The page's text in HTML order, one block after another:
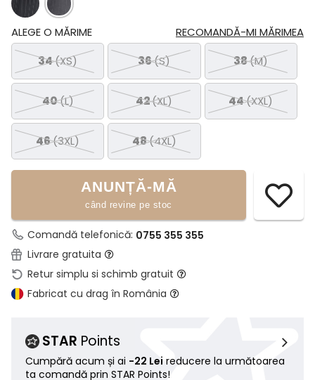
RECOMANDĂ-MI MĂRIMEA
ALEGE O MĂRIME
34(XS) 36(S) 38(M)
40(L) 42(XL) 44(XXL)
46(3XL) 48(4XL)
ANUNȚĂ-MĂ
când revine pe stoc
Comandă telefonică: 0755 355 355
Livrare gratuita
Retur simplu si schimb gratuit
Fabricat cu drag în România
STAR Points
Cumpără acum și ai -22 Lei reducere la următoarea
ta comandă prin STAR Points!